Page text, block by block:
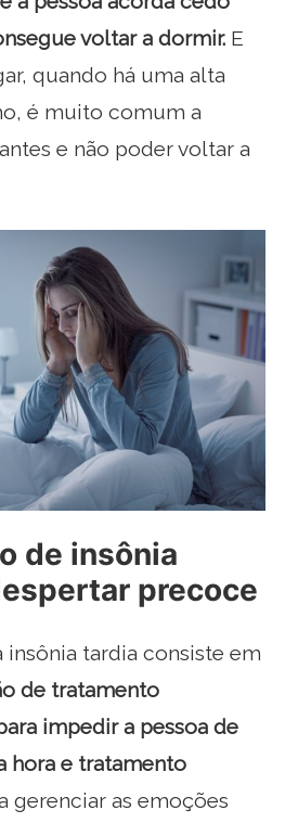
voltar a dormir. E
quando há uma alta
é muito comum a
e não poder voltar a
de insônia
precoce
insônia tardia consiste em
de tratamento
impedir a pessoa de
hora e tratamento
gerenciar as emoções